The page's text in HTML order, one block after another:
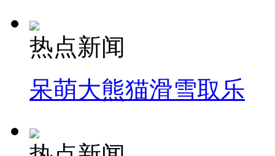
热点新闻
呆萌大熊猫滑雪取乐